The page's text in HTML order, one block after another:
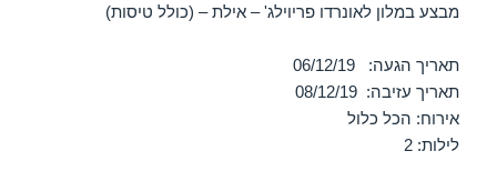
מבצע במלון לאונרדו פריוילג' – אילת – (כולל טיסות)
תאריך הגעה: 06/12/19
תאריך עזיבה: 08/12/19
אירוח: הכל כלול
לילות: 2